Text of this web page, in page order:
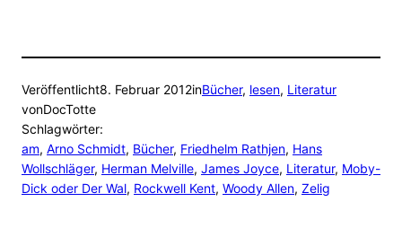
Veröffentlicht8. Februar 2012inBücher, lesen, Literatur
vonDocTotte
Schlagwörter:
am, Arno Schmidt, Bücher, Friedhelm Rathjen, Hans
Wollschläger, Herman Melville, James Joyce, Literatur, Moby-
Dick oder Der Wal, Rockwell Kent, Woody Allen, Zelig